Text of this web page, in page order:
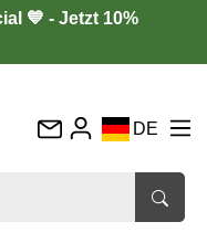
💙 - Jetzt 10%
DE
IT